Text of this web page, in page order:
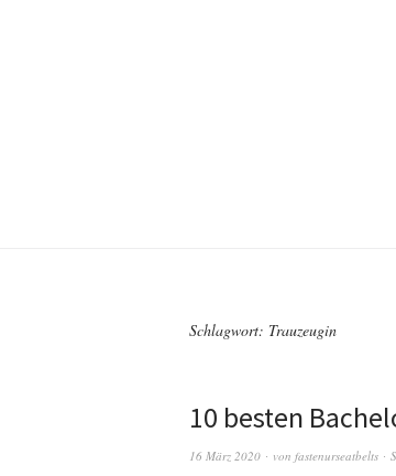
Schlagwort: Trauzeugin
10 besten
16 März 2020 von fastenurseatbelts